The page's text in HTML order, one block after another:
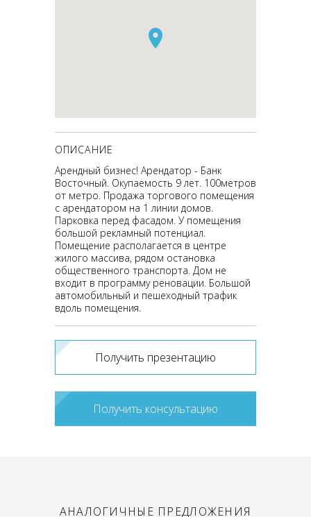
ОПИСАНИЕ
Арендный бизнес! Арендатор - Банк
Восточный. Окупаемость 9 лет. 100метров
от метро. Продажа торгового помещения
с арендатором на 1 линии домов.
Парковка перед фасадом. У помещения
большой рекламный потенциал.
Помещение располагается в центре
жилого массива, рядом остановка
общественного транспорта. Дом не
входит в программу реновации. Большой
автомобильный и пешеходный трафик
вдоль помещения.
Получить презентацию
Получить консультацию
АНАЛОГИЧНЫЕ ПРЕДЛОЖЕНИЯ